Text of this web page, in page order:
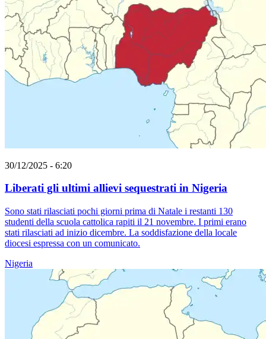
30/12/2025 - 6:20
Liberati gli ultimi allievi sequestrati in Nigeria
Sono stati rilasciati pochi giorni prima di Natale i restanti 130
studenti della scuola cattolica rapiti il 21 novembre. I primi erano
stati rilasciati ad inizio dicembre. La soddisfazione della locale
diocesi espressa con un comunicato.
Nigeria